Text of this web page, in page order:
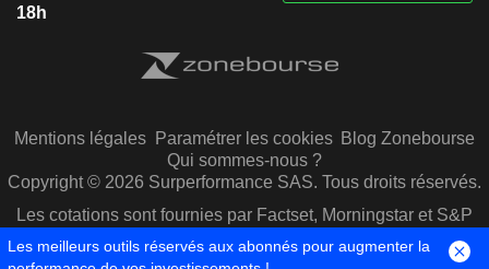
18h
Mentions légales Paramétrer les cookies Blog Zonebourse
Qui sommes-nous ?
Copyright © 2026 Surperformance SAS. Tous droits réservés.
Les cotations sont fournies par Factset, Morningstar et S&P
Capital IQ
Les meilleurs outils réservés aux abonnés pour augmenter la